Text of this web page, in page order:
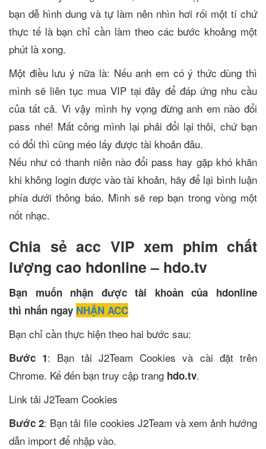
bạn dễ hình dung và tự làm nên nhìn hơi rối một tí chứ
thực tế là bạn chỉ cần làm theo các bước khoảng một
phút là xong.
Một điều lưu ý nữa là: Nếu anh em có ý thức dùng thì
mình sẽ liên tục mua VIP tại đây để đáp ứng nhu cầu
của tất cả. Vì vậy mình hy vọng đừng anh em nào đổi
pass nhé! Mất công mình lại phải đổi lại thôi, chứ bạn
có đổi thì cũng méo lấy được tài khoản đâu.
Nếu như có thanh niên nào đổi pass hay gặp khó khăn
khi không login được vào tài khoản, hãy để lại bình luận
phía dưới thông báo. Mình sẽ rep bạn trong vòng một
nốt nhạc.
Chia sẻ acc VIP xem phim chất
lượng cao hdonline – hdo.tv
Bạn muốn nhận được tài khoản của hdonline
thì nhấn ngay NHẬN ACC
Bạn chỉ cần thực hiện theo hai bước sau:
Bước 1: Bạn tải J2Team Cookies và cài đặt trên
Chrome. Kế đến bạn truy cập trang hdo.tv.
Link tải J2Team Cookies
Bước 2: Bạn tải file cookies J2Team và xem ảnh hướng
dẫn import để nhập vào.